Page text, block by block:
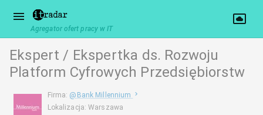
Agregator ofert pracy w IT
Ekspert / Ekspertka ds. Rozwoju
Platform Cyfrowych Przedsiębiorstw
Firma: @ Bank Millennium
Lokalizacja:Warszawa